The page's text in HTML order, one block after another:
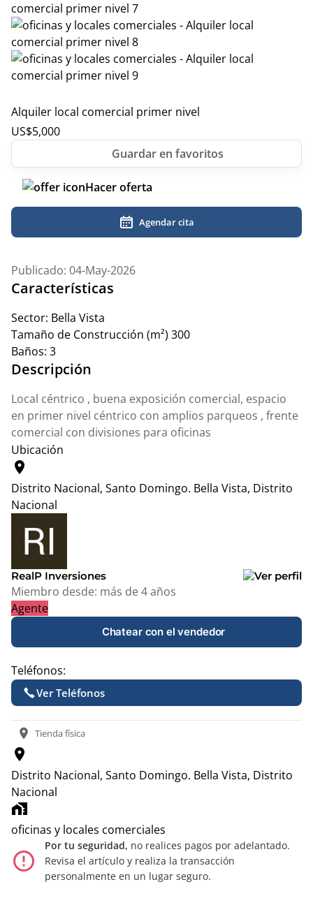
Alquiler local comercial primer nivel
US$5,000
Hacer oferta
Agendar cita
Publicado: 04-May-2026
Características
Sector: Bella Vista
Tamaño de Construcción (m²) 300
Baños: 3
Descripción
Local céntrico , buena exposición comercial, espacio
en primer nivel céntrico con amplios parqueos , frente
comercial con divisiones para oficinas
Ubicación
location_on
Distrito Nacional, Santo Domingo. Bella Vista, Distrito
Nacional
+
−
RealP Inversiones
Miembro desde: más de 4 años
Agente
Chatear con el vendedor
Teléfonos:
Ver Teléfonos
location_on Tienda física
location_on
Distrito Nacional, Santo Domingo. Bella Vista, Distrito
Nacional
home_work
oficinas y locales comerciales
error_outline
Por tu seguridad, no realices pagos por adelantado.
Revisa el artículo y realiza la transacción
personalmente en un lugar seguro.